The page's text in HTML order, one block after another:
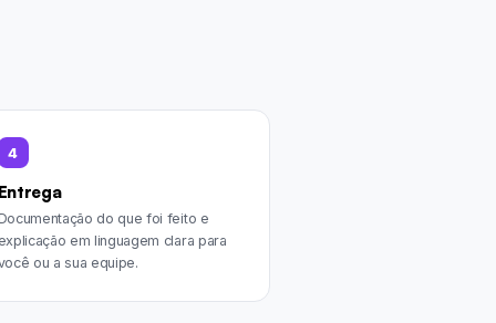
4
Entrega
Documentação do que foi feito e
explicação em linguagem clara para
ou a sua equipe.